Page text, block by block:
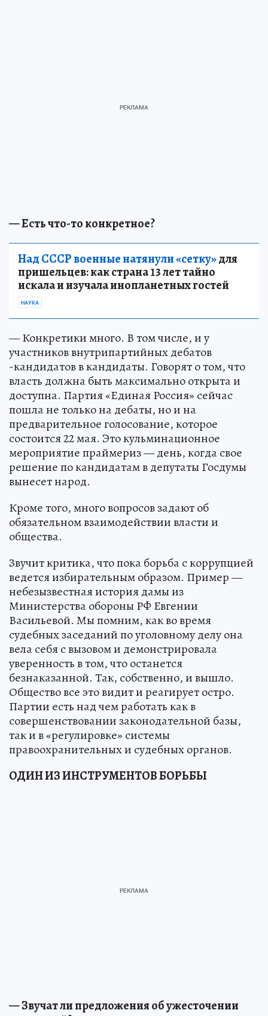
— Есть что-то конкретное?
Над СССР военные натянули «сетку»для
пришельцев: как страна 13 лет тайно
искала и изучала инопланетных гостей
НАУКА
— Конкретики много. В том числе, и у
участников внутрипартийных дебатов
-кандидатов в кандидаты. Говорят о том, что
власть должна быть максимально открыта и
доступна. Партия «Единая Россия» сейчас
пошла не только на дебаты, но и на
предварительное голосование, которое
состоится 22 мая. Это кульминационное
мероприятие праймериз — день, когда свое
решение по кандидатам в депутаты Госдумы
вынесет народ.
Кроме того, много вопросов задают об
обязательном взаимодействии власти и
общества.
Звучит критика, что пока борьба с коррупцией
ведется избирательным образом. Пример —
небезызвестная история дамы из
Министерства обороны РФ Евгении
Васильевой. Мы помним, как во время
судебных заседаний по уголовному делу она
вела себя с вызовом и демонстрировала
уверенность в том, что останется
безнаказанной. Так, собственно, и вышло.
Общество все это видит и реагирует остро.
Партии есть над чем работать как в
совершенствовании законодательной базы,
так и в «регулировке» системы
правоохранительных и судебных органов.
ОДИН ИЗ ИНСТРУМЕНТОВ БОРЬБЫ
— Звучат ли предложения об ужесточении